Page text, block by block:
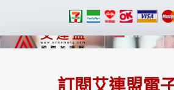
訂閱艾連盟電